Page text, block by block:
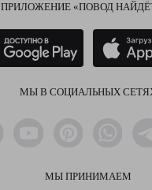
ПРИЛОЖЕНИЕ «ПОВОД
МЫ В СОЦИАЛЬНЫХ
МЫ ПРИНИМАЕМ